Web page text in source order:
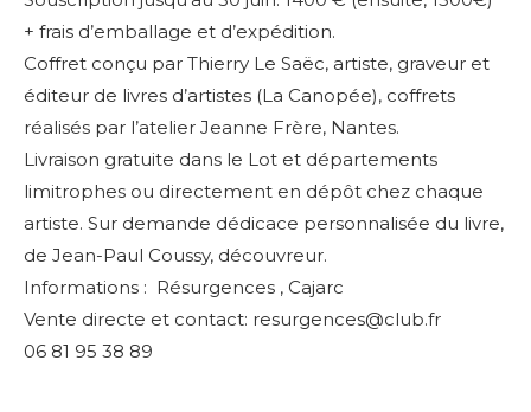
+ frais d’emballage et d’expédition.
Coffret conçu par Thierry Le Saëc, artiste, graveur et
éditeur de livres d’artistes (La Canopée), coffrets
réalisés par l’atelier Jeanne Frère, Nantes.
Livraison gratuite dans le Lot et départements
limitrophes ou directement en dépôt chez chaque
artiste. Sur demande dédicace personnalisée du livre,
de Jean-Paul Coussy, découvreur.
Informations : Résurgences , Cajarc
Vente directe et contact: resurgences@club.fr
06 81 95 38 89